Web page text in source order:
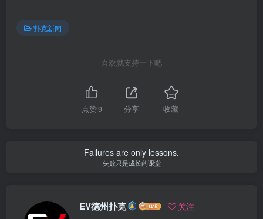
扑克新闻
喜欢就支持一下吧
点赞9 分享 收藏
Failures are only lessons.
失败只是成长的课堂
EV德州扑克 关注